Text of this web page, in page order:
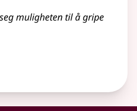
muligheten til å gripe